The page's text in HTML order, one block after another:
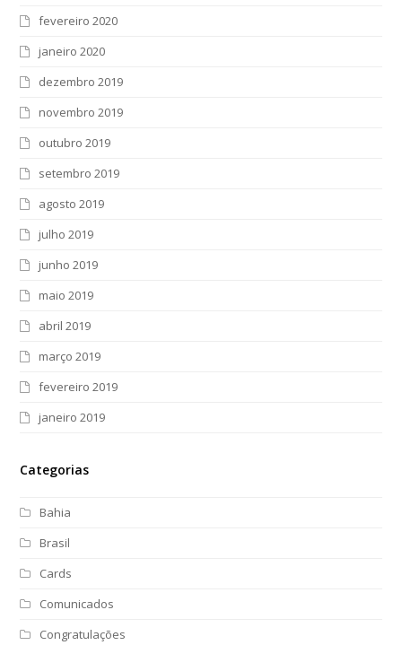
fevereiro 2020
janeiro 2020
dezembro 2019
novembro 2019
outubro 2019
setembro 2019
agosto 2019
julho 2019
junho 2019
maio 2019
abril 2019
março 2019
fevereiro 2019
janeiro 2019
Categorias
Bahia
Brasil
Cards
Comunicados
Congratulações